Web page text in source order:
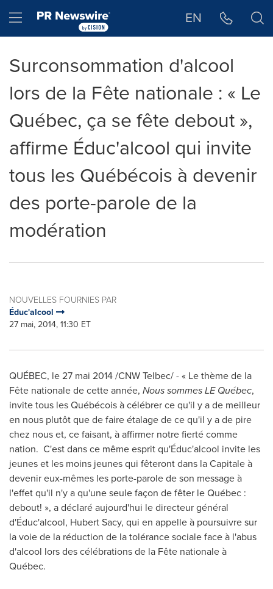
Hamburger menu EN
Surconsommation d'alcool
lors de la Fête nationale : « Le
Québec, ça se fête debout »,
affirme Éduc'alcool qui invite
tous les Québécois à devenir
des porte-parole de la
modération
NOUVELLES FOURNIES PAR
Éduc'alcool
27 mai, 2014, 11:30 ET
QUÉBEC, le 27 mai 2014 /CNW Telbec/ - « Le thème de la
Fête nationale de cette année, Nous sommes LE Québec,
invite tous les Québécois à célébrer ce qu'il y a de meilleur
en nous plutôt que de faire étalage de ce qu'il y a de pire
chez nous et, ce faisant, à affirmer notre fierté comme
nation. C'est dans ce même esprit qu'Éduc'alcool invite les
jeunes et les moins jeunes qui fêteront dans la Capitale à
devenir eux-mêmes les porte-parole de son message à
l'effet qu'il n'y a qu'une seule façon de fêter le Québec :
debout! », a déclaré aujourd'hui le directeur général
d'Éduc'alcool, Hubert Sacy, qui en appelle à poursuivre sur
la voie de la réduction de la tolérance sociale face à l'abus
d'alcool lors des célébrations de la Fête nationale à
Québec.